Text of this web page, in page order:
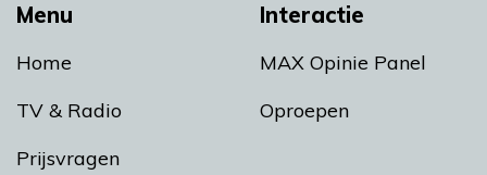
Menu
Home
TV & Radio
Prijsvragen
Interactie
MAX Opinie Panel
Oproepen